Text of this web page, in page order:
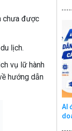
chưa được
lịch.
vụ lữ hành
hướng dẫn
AI